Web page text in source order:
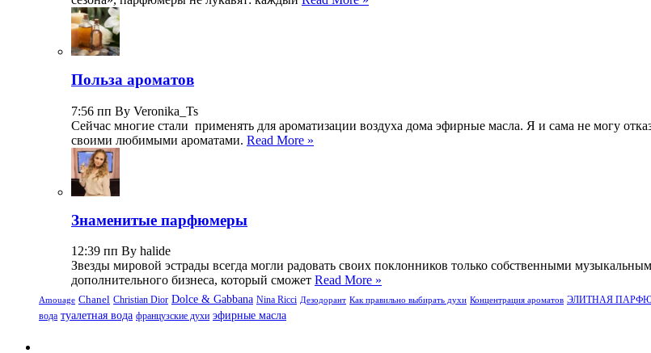
Польза ароматов
7:56 пп By Veronika_Ts
Сейчас многие стали применять для ароматизации воздуха дома эфирные масла. Я и сама не могу
своими любимыми ароматами. Read More »
Знаменитые парфюмеры
12:39 пп By halide
Звезды мировой эстрады всегда могли радовать своих поклонников только собственными
дополнительного бизнеса, который сможет Read More »
Amouage Chanel Christian Dior Dolce & Gabbana Nina Ricci Дезодорант Как правильно выбирать духи Концентрация ароматов ЭЛИТНАЯ
вода туалетная вода французские духи эфирные масла